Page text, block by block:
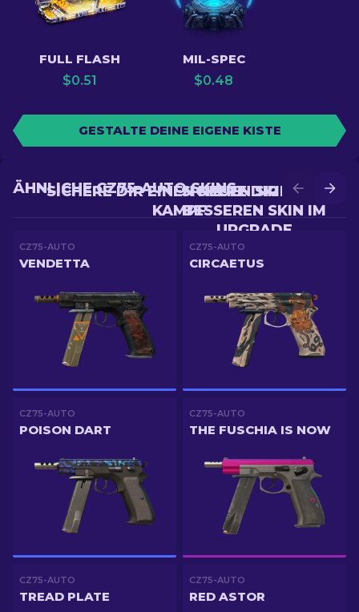
FULL FLASH
$0.51
MIL-SPEC
$0.48
GESTALTE DEINE EIGENE KISTE
SICHERE DIR EINEN
BESSEREN SKIN IM
UPGRADE
SICHERE DIR EINEN NEUEN SKIN IM
KAMPF
ÄHNLICHE CZ75-AUTO SKINS
CZ75-AUTO
VENDETTA
CZ75-AUTO
CIRCAETUS
CZ75-AUTO
POISON DART
CZ75-AUTO
THE FUSCHIA IS NOW
CZ75-AUTO
TREAD PLATE
CZ75-AUTO
RED ASTOR